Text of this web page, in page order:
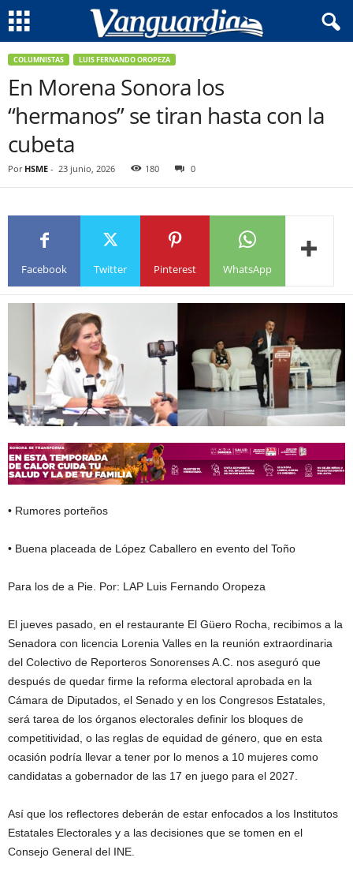
COLUMNISTAS LUIS FERNANDO OROPEZA
En Morena Sonora los
“hermanos” se tiran hasta con la
cubeta
Por HSME - 23 junio, 2026 180 0
Facebook Twitter Pinterest WhatsApp
• Rumores porteños
• Buena placeada de López Caballero en evento del Toño
Para los de a Pie. Por: LAP Luis Fernando Oropeza
El jueves pasado, en el restaurante El Güero Rocha, recibimos a la
Senadora con licencia Lorenia Valles en la reunión extraordinaria
del Colectivo de Reporteros Sonorenses A.C. nos aseguró que
después de quedar firme la reforma electoral aprobada en la
Cámara de Diputados, el Senado y en los Congresos Estatales,
será tarea de los órganos electorales definir los bloques de
competitividad, o las reglas de equidad de género, que en esta
ocasión podría llevar a tener por lo menos a 10 mujeres como
candidatas a gobernador de las 17 en juego para el 2027.
Así que los reflectores deberán de estar enfocados a los Institutos
Estatales Electorales y a las decisiones que se tomen en el
Consejo General del INE.